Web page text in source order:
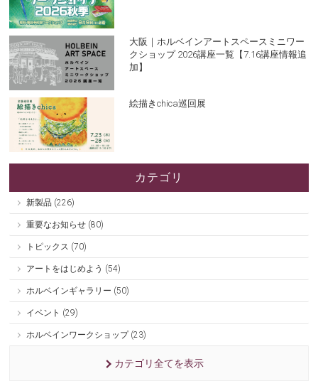
大阪｜ホルベインアートスペースミニワー
クショップ 2026講座一覧【7.16講座情報追
加】
絵描きchica巡回展
カテゴリ
新製品 (226)
重要なお知らせ (80)
トピックス (70)
アートをはじめよう (54)
ホルベインギャラリー (50)
イベント (29)
ホルベインワークショップ (23)
カテゴリ全てを表示